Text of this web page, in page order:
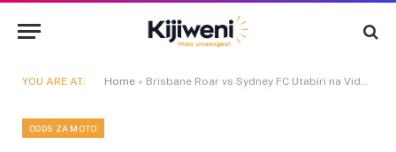
YOU ARE AT: Home » Brisbane Roar vs Sydney FC Utabiri na Vidokezo vya Kuweka Dau | Aprili 24, 2023
ODDS ZA MOTO